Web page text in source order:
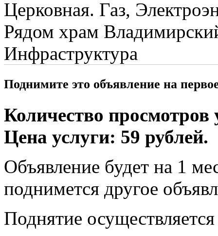
Церковная. Газ,
Рядом храм
Инфраструктура
Поднимите это объявление на
Количество просмотров
Цена услуги: 59 рублей.
Объявление будет на 1
поднимется другое
Поднятие